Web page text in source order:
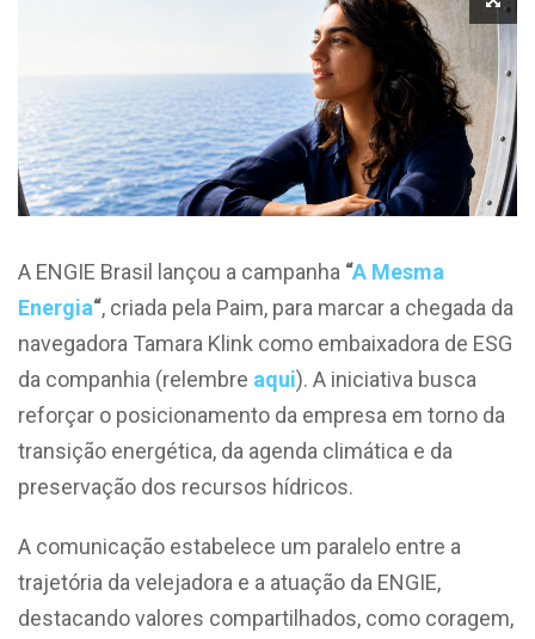
A ENGIE Brasil lançou a campanha “A Mesma
Energia“, criada pela Paim, para marcar a chegada da
navegadora Tamara Klink como embaixadora de ESG
da companhia (relembre aqui). A iniciativa busca
reforçar o posicionamento da empresa em torno da
transição energética, da agenda climática e da
preservação dos recursos hídricos.
A comunicação estabelece um paralelo entre a
trajetória da velejadora e a atuação da ENGIE,
destacando valores compartilhados, como coragem,